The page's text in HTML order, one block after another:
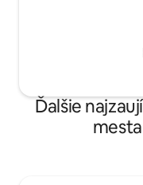
Ďalšie